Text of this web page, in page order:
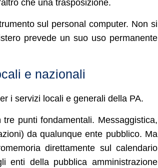
che una trasposizione.
sul personal computer. Non si
prevede un suo uso permanente
e nazionali
i servizi locali e generali della PA.
punti fondamentali. Messaggistica,
da qualunque ente pubblico. Ma
direttamente sul calendario
enti della pubblica amministrazione